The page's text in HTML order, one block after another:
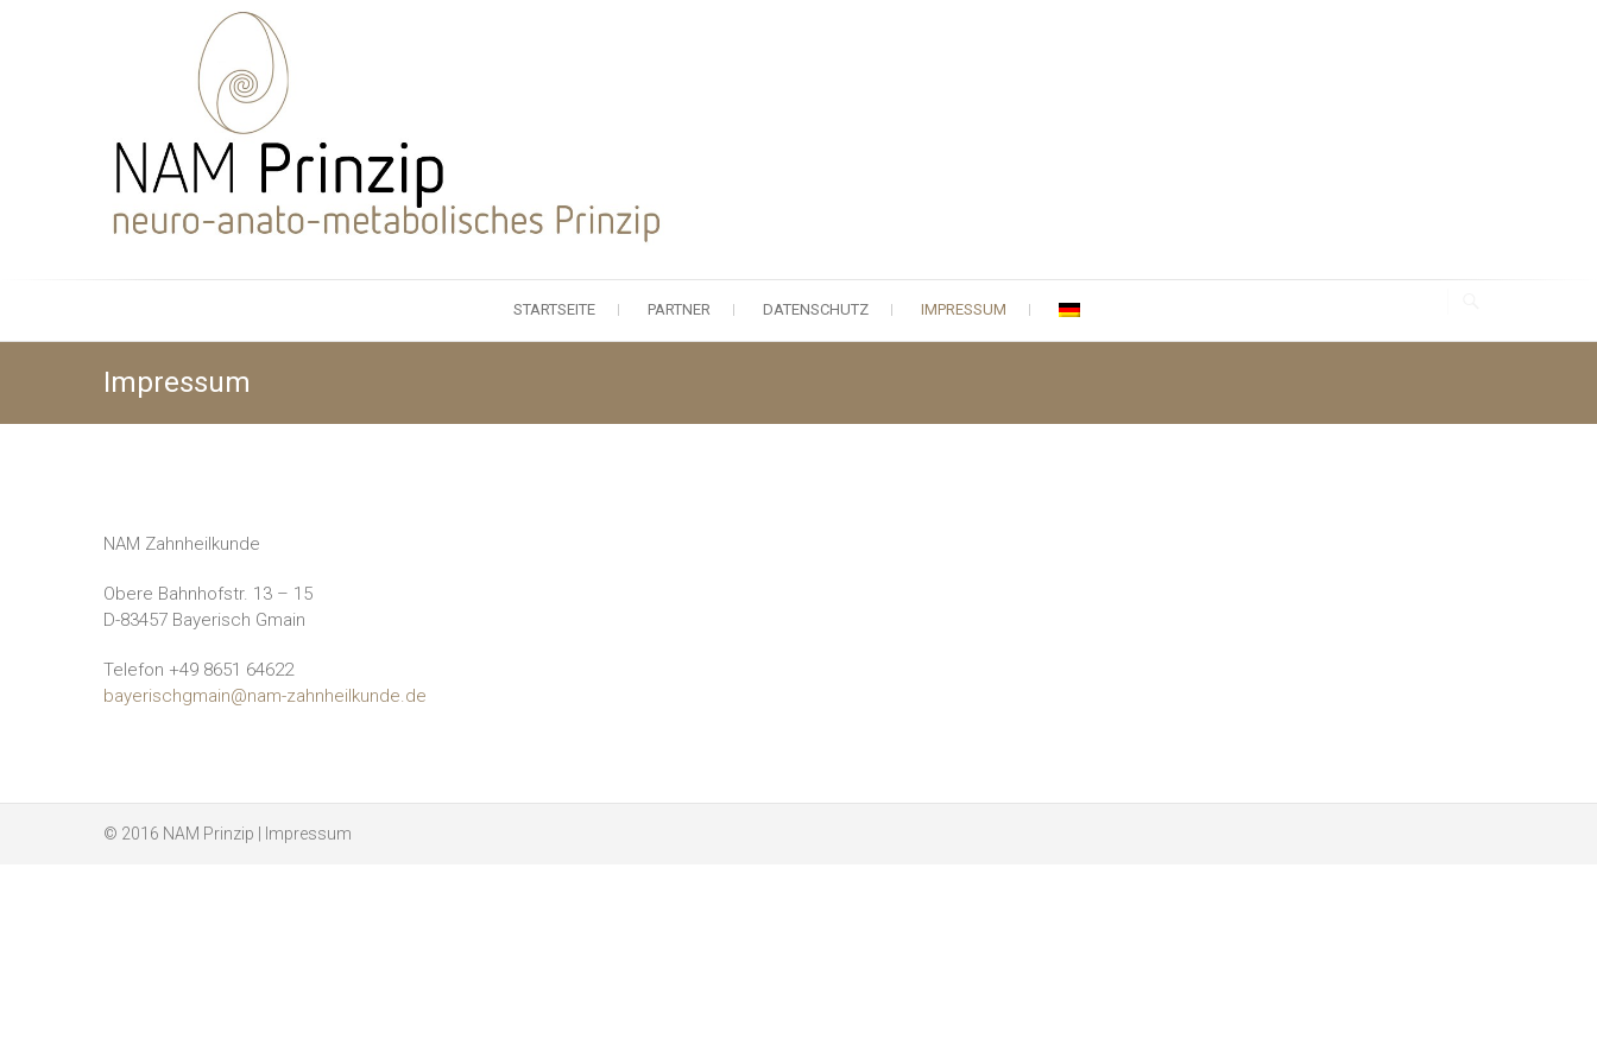
STARTSEITE PARTNER DATENSCHUTZ IMPRESSUM
Impressum
NAM Zahnheilkunde
Obere Bahnhofstr. 13 – 15
D-83457 Bayerisch Gmain
Telefon +49 8651 64622
bayerischgmain@nam-zahnheilkunde.de
© 2016 NAM Prinzip Impressum